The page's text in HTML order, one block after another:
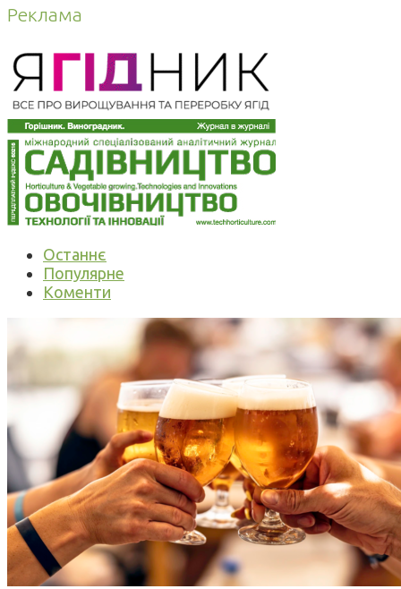
Реклама
Останнє
Популярне
Коменти